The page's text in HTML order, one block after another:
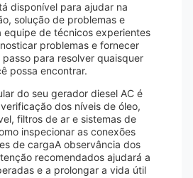
disponível para ajudar na
solução de problemas e
equipe de técnicos experientes
problemas e fornecer
para resolver quaisquer
possa encontrar.
do seu gerador diesel AC é
dos níveis de óleo,
filtros de ar e sistemas de
inspecionar as conexões
de cargaA observância dos
recomendados ajudará a
e a prolongar a vida útil